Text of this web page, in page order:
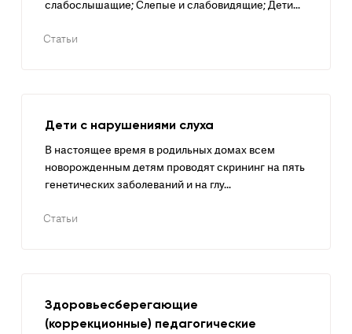
слабослышащие; Слепые и слабовидящие; Дети...
Статьи
Дети с нарушениями слуха
В настоящее время в родильных домах всем
новорожденным детям проводят скрининг на пять
генетических заболеваний и на глу...
Статьи
Здоровьесберегающие
(коррекционные) педагогические